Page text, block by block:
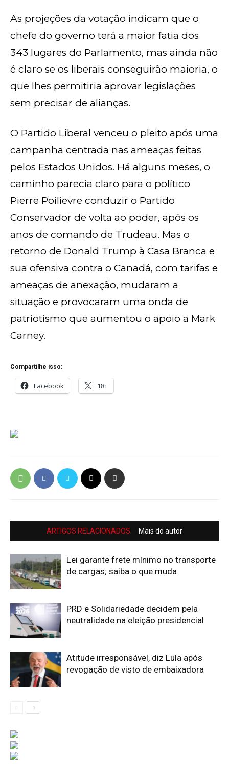
As projeções da votação indicam que o
chefe do governo terá a maior fatia dos
343 lugares do Parlamento, mas ainda não
é claro se os liberais conseguirão maioria, o
que lhes permitiria aprovar legislações
sem precisar de alianças.
O Partido Liberal venceu o pleito após uma
campanha centrada nas ameaças feitas
pelos Estados Unidos. Há alguns meses, o
caminho parecia claro para o político
Pierre Poilievre conduzir o Partido
Conservador de volta ao poder, após os
anos de comando de Trudeau. Mas o
retorno de Donald Trump à Casa Branca e
sua ofensiva contra o Canadá, com tarifas e
ameaças de anexação, mudaram a
situação e provocaram uma onda de
patriotismo que aumentou o apoio a Mark
Carney.
Compartilhe isso:
Facebook 18+
ARTIGOS RELACIONADOS Mais do autor
Lei garante frete mínimo no transporte
de cargas; saiba o que muda
PRD e Solidariedade decidem pela
neutralidade na eleição presidencial
Atitude irresponsável, diz Lula após
revogação de visto de embaixadora